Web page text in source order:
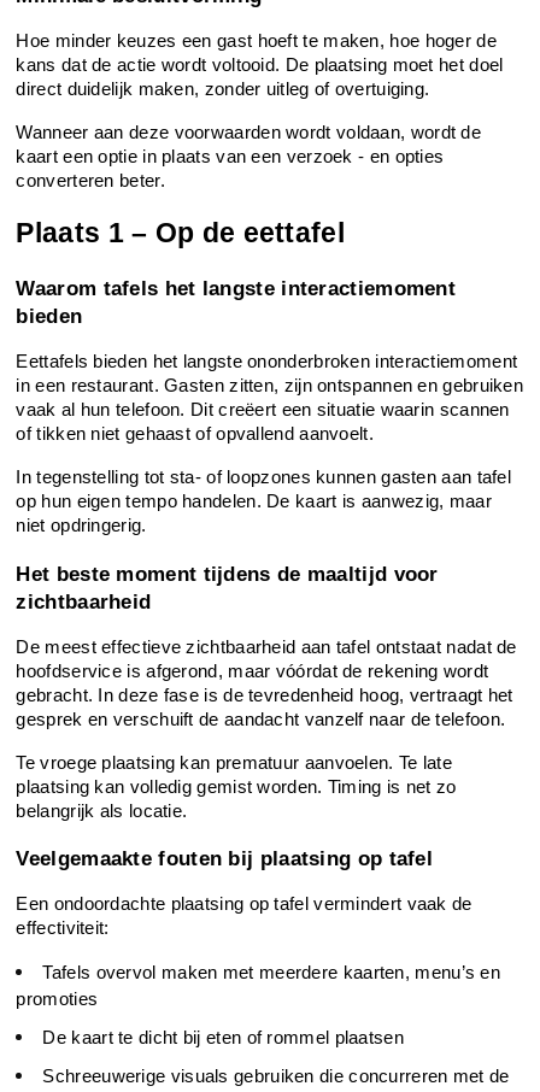
Hoe minder keuzes een gast hoeft te maken, hoe hoger de
kans dat de actie wordt voltooid. De plaatsing moet het doel
direct duidelijk maken, zonder uitleg of overtuiging.
Wanneer aan deze voorwaarden wordt voldaan, wordt de
kaart een optie in plaats van een verzoek - en opties
converteren beter.
Plaats 1 – Op de eettafel
Waarom tafels het langste interactiemoment
bieden
Eettafels bieden het langste ononderbroken interactiemoment
in een restaurant. Gasten zitten, zijn ontspannen en gebruiken
vaak al hun telefoon. Dit creëert een situatie waarin scannen
of tikken niet gehaast of opvallend aanvoelt.
In tegenstelling tot sta- of loopzones kunnen gasten aan tafel
op hun eigen tempo handelen. De kaart is aanwezig, maar
niet opdringerig.
Het beste moment tijdens de maaltijd voor
zichtbaarheid
De meest effectieve zichtbaarheid aan tafel ontstaat nadat de
hoofdservice is afgerond, maar vóórdat de rekening wordt
gebracht. In deze fase is de tevredenheid hoog, vertraagt het
gesprek en verschuift de aandacht vanzelf naar de telefoon.
Te vroege plaatsing kan prematuur aanvoelen. Te late
plaatsing kan volledig gemist worden. Timing is net zo
belangrijk als locatie.
Veelgemaakte fouten bij plaatsing op tafel
Een ondoordachte plaatsing op tafel vermindert vaak de
effectiviteit:
Tafels overvol maken met meerdere kaarten, menu’s en
promoties
De kaart te dicht bij eten of rommel plaatsen
Schreeuwerige visuals gebruiken die concurreren met de